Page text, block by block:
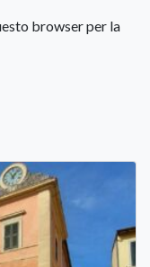
browser per la